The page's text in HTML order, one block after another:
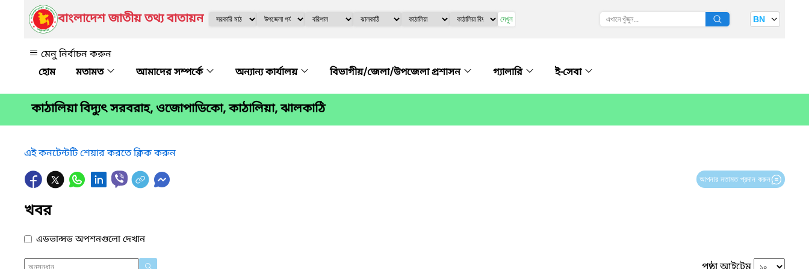
বাংলাদেশ জাতীয় তথ্য বাতায়ন দেখুন BN
মেনু নির্বাচন করুন
মতামত
আমাদের সম্পর্কে অন্যান্য কার্যালয় বিভাগীয়/জেলা/উপজেলা প্রশাসন গ্যালারি ই-সেবা
কাঠালিয়া বিদ্যুৎ সরবরাহ, ওজোপাডিকো, কাঠালিয়া, ঝালকাঠি
এই কনটেন্টটি শেয়ার করতে ক্লিক করুন
আপনার মতামত প্রদান করুন
খবর
এডভান্সড অপশনগুলো দেখান